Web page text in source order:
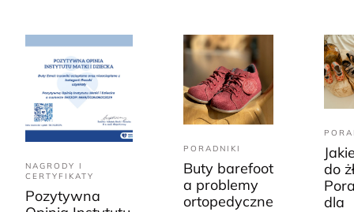
NAGRODY I
CERTYFIKATY
Pozytywna
PORADNIKI
Buty barefoot
a problemy
ortopedyczne
do
dla